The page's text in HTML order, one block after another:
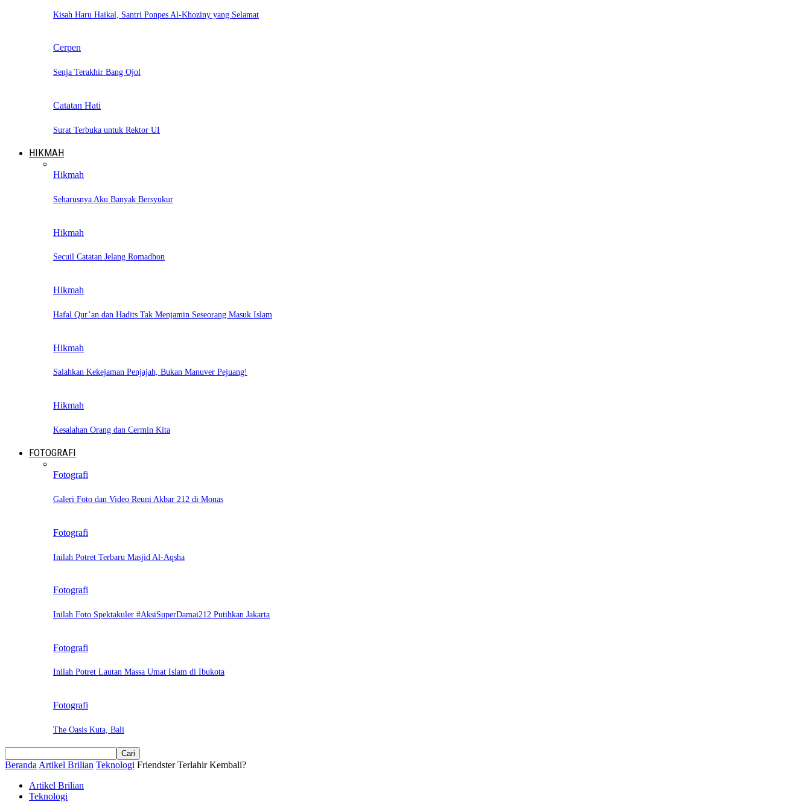
Kisah Haru Haikal, Santri Ponpes Al-Khoziny yang Selamat
Cerpen
Senja Terakhir Bang Ojol
Catatan Hati
Surat Terbuka untuk Rektor UI
HIKMAH
Hikmah
Seharusnya Aku Banyak Bersyukur
Hikmah
Secuil Catatan Jelang Romadhon
Hikmah
Hafal Qur’an dan Hadits Tak Menjamin Seseorang Masuk Islam
Hikmah
Salahkan Kekejaman Penjajah, Bukan Manuver Pejuang!
Hikmah
Kesalahan Orang dan Cermin Kita
FOTOGRAFI
Fotografi
Galeri Foto dan Video Reuni Akbar 212 di Monas
Fotografi
Inilah Potret Terbaru Masjid Al-Aqsha
Fotografi
Inilah Foto Spektakuler #AksiSuperDamai212 Putihkan Jakarta
Fotografi
Inilah Potret Lautan Massa Umat Islam di Ibukota
Fotografi
The Oasis Kuta, Bali
Beranda Artikel Brilian Teknologi Friendster Terlahir Kembali?
Artikel Brilian
Teknologi